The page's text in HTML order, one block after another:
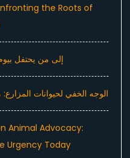
the Roots of
إلى من يحتفل
الوجه الخفي لحيوانات
Animal Advocacy:
Urgency Today